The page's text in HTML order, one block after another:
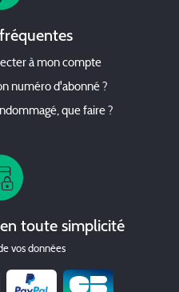
à mon compte
numéro d'abonné ?
que faire ?
toute simplicité
vos données